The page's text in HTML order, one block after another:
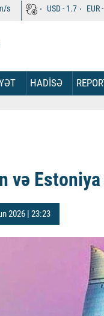
s USD -1.7 EUR -
HADİSƏ
və
2026 | 23:23